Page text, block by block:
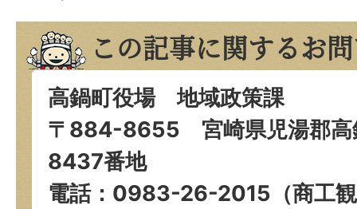
この記事に関するお
高鍋町役場 地域政策課
〒884-8655 宮崎県児湯郡高
8437番地
電話：0983-26-2015（商工